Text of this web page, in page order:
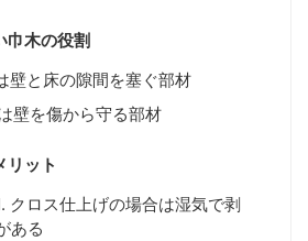
巾木の役割
壁と床の隙間を塞ぐ部材
壁を傷から守る部材
リット
クロス仕上げの場合は湿気で剥
ある